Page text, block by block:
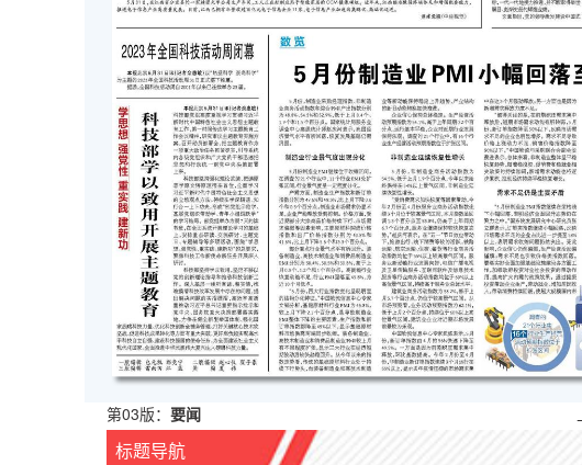
第03版： 要闻
标题导航